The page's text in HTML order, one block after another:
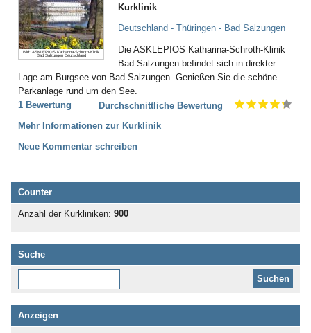
Bild: ASKLEPIOS Katharina-Schroth-Klinik
Bad Salzungen Deutschland
Kurklinik
Deutschland - Thüringen - Bad Salzungen
Die ASKLEPIOS Katharina-Schroth-Klinik
Bad Salzungen befindet sich in direkter
Lage am Burgsee von Bad Salzungen. Genießen Sie die schöne
Parkanlage rund um den See.
1 Bewertung
Durchschnittliche Bewertung
Mehr Informationen zur Kurklinik
Neue Kommentar schreiben
Counter
Anzahl der Kurkliniken: 900
Suche
Anzeigen